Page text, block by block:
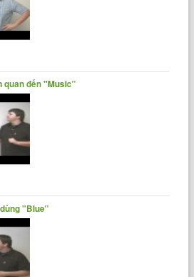
quan đến "Music"
"Blue"